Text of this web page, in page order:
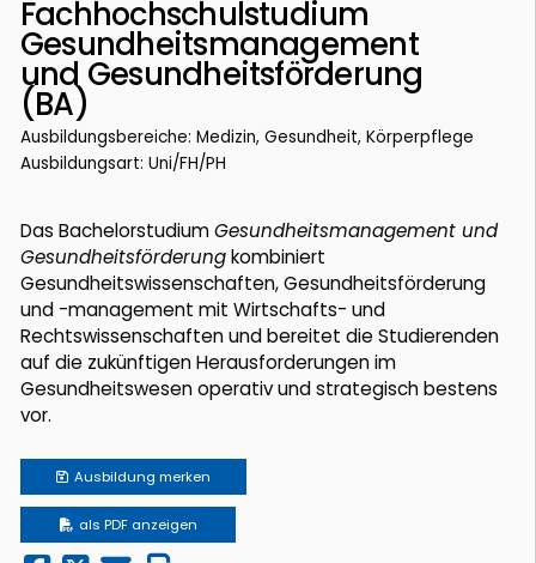
Fachhochschulstudium
Gesundheitsmanagement
und Gesundheitsförderung
(BA)
Ausbildungsbereiche: Medizin, Gesundheit, Körperpflege
Ausbildungsart: Uni/FH/PH
Das BachelorstudiumGesundheitsmanagement und
Gesundheitsförderungkombiniert
Gesundheitswissenschaften, Gesundheitsförderung
und -management mit Wirtschafts- und
Rechtswissenschaften und bereitet die Studierenden
auf die zukünftigen Herausforderungen im
Gesundheitswesen operativ und strategisch bestens
vor.
Ausbildung merken
als PDF anzeigen